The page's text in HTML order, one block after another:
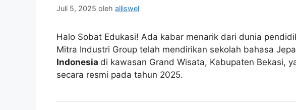
Juli 5, 2025 oleh alliswel
Halo Sobat Edukasi! Ada kabar menarik dari dunia
Mitra Industri Group telah mendirikan sekolah bahasa
Indonesia di kawasan Grand Wisata, Kabupaten Bekasi,
secara resmi pada tahun 2025.